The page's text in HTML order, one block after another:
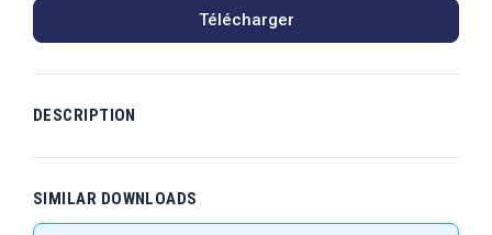
Télécharger
DESCRIPTION
SIMILAR DOWNLOADS